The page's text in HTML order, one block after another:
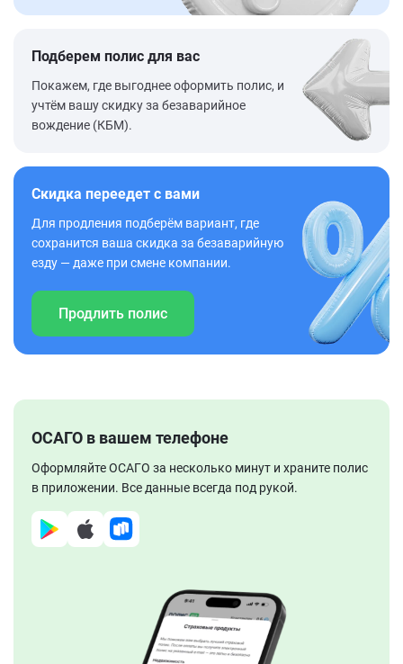
Подберем полис для вас
Покажем, где выгоднее оформить полис, и
учтём вашу скидку за безаварийное
вождение (КБМ).
Скидка переедет с вами
Для продления подберём вариант, где
сохранится ваша скидка за безаварийную
езду — даже при смене компании.
Продлить полис
ОСАГО в вашем телефоне
Оформляйте ОСАГО за несколько минут и храните полис
в приложении. Все данные всегда под рукой.